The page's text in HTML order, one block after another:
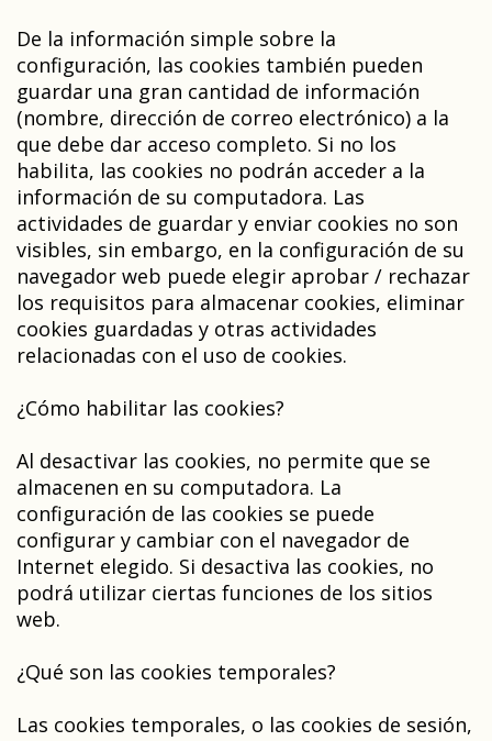
De la información simple sobre la
configuración, las cookies también pueden
guardar una gran cantidad de información
(nombre, dirección de correo electrónico) a la
que debe dar acceso completo. Si no los
habilita, las cookies no podrán acceder a la
información de su computadora. Las
actividades de guardar y enviar cookies no son
visibles, sin embargo, en la configuración de su
navegador web puede elegir aprobar / rechazar
los requisitos para almacenar cookies, eliminar
cookies guardadas y otras actividades
relacionadas con el uso de cookies.
¿Cómo habilitar las cookies?
Al desactivar las cookies, no permite que se
almacenen en su computadora. La
configuración de las cookies se puede
configurar y cambiar con el navegador de
Internet elegido. Si desactiva las cookies, no
podrá utilizar ciertas funciones de los sitios
web.
¿Qué son las cookies temporales?
Las cookies temporales, o las cookies de sesión,